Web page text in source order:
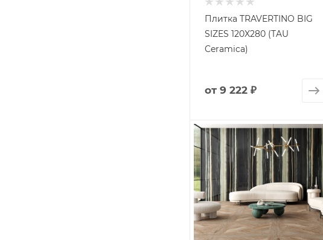
Плитка TRAVERTINO BIG
SIZES 120X280 (TAU
Ceramica)
от 9 222 ₽